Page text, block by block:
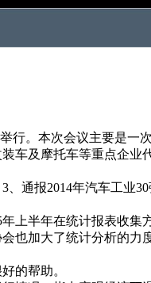
行。本次会议主要是一
车及摩托车等重点企业
通报2014年汽车工业30
上半年在统计报表收集
也加大了统计分析的力
的帮助。